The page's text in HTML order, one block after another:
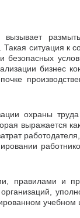
вызывает
ситуация к
безопасных
бизнес
охраны
выражается
правилами и